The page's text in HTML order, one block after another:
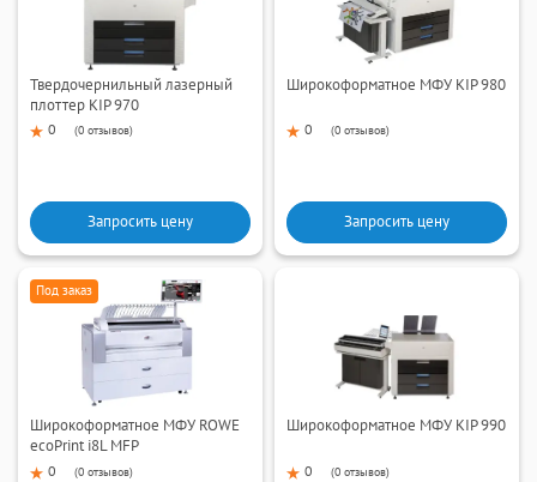
Твердочернильный лазерный
плоттер KIP 970
0 (0 отзывов)
Запросить цену
Широкоформатное МФУ KIP 980
0 (0 отзывов)
Запросить цену
Под заказ
Широкоформатное МФУ ROWE
ecoPrint i8L MFP
0 (0 отзывов)
Широкоформатное МФУ KIP 990
0 (0 отзывов)